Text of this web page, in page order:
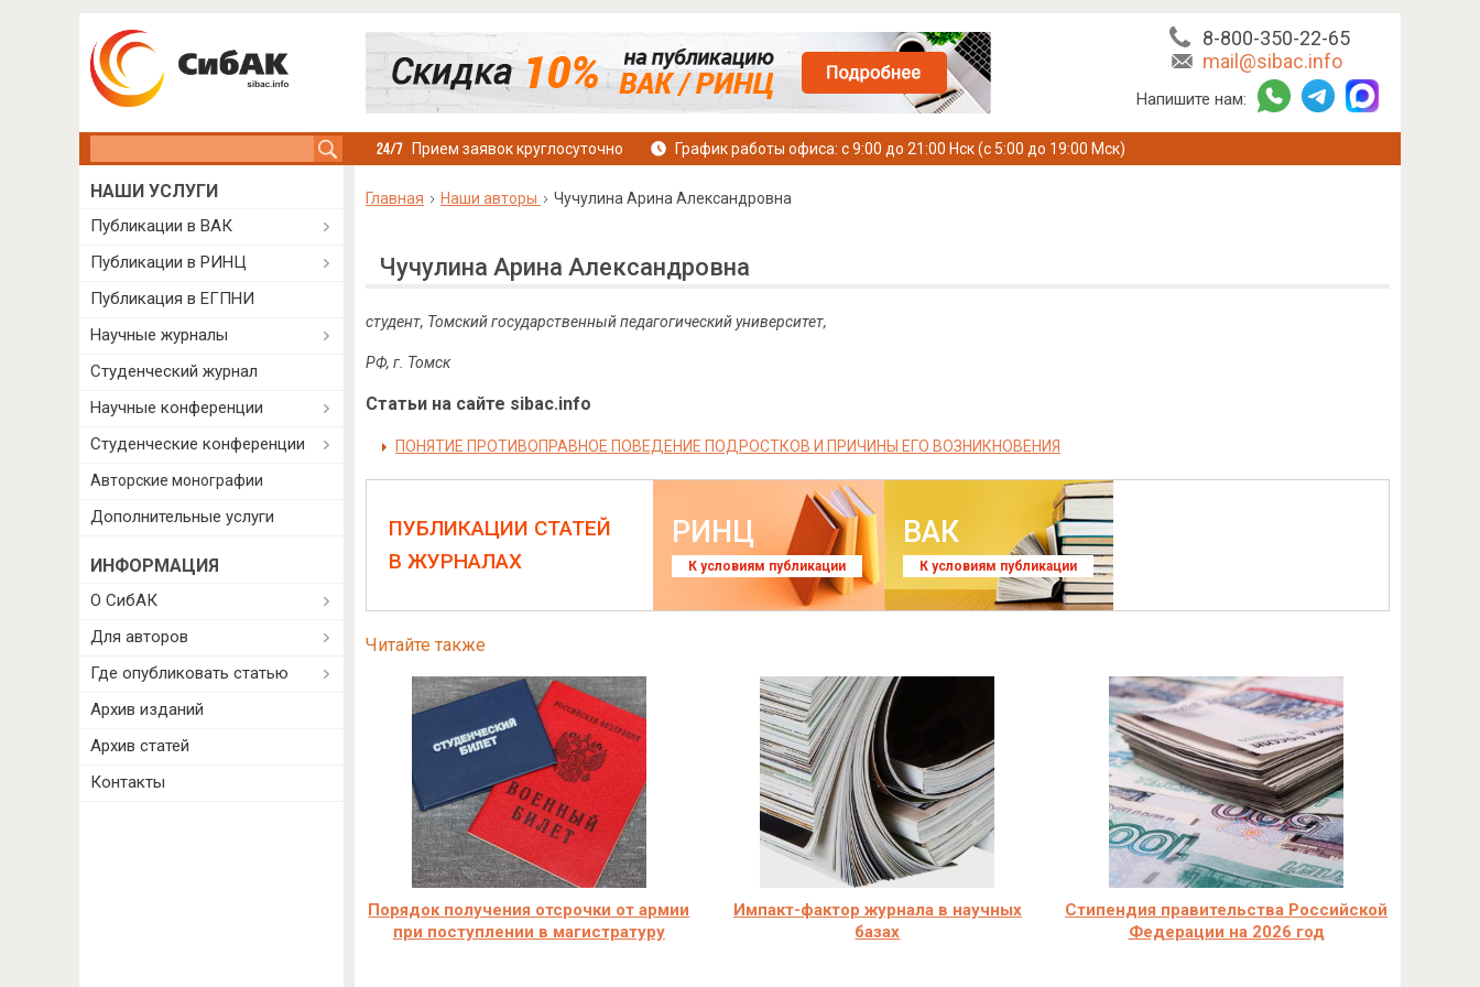
8-800-350-22-65
mail@sibac.info
Напишите нам:
Прием заявок круглосуточно График работы офиса: с 9:00 до 21:00 Нск (с 5:00 до 19:00 Мск)
Главная Наши авторы Чучулина Арина Александровна
Чучулина Арина Александровна
студент, Томский государственный педагогический университет,
РФ, г. Томск
Статьи на сайте sibac.info
ПОНЯТИЕ ПРОТИВОПРАВНОЕ ПОВЕДЕНИЕ ПОДРОСТКОВ И ПРИЧИНЫ ЕГО ВОЗНИКНОВЕНИЯ
ПУБЛИКАЦИИ СТАТЕЙ
В ЖУРНАЛАХ
РИНЦ
К условиям публикации
ВАК
К условиям публикации
Читайте также
Порядок получения отсрочки от армии
при поступлении в магистратуру
Импакт-фактор журнала в научных
базах
Стипендия правительства Российской
Федерации на 2026 год
НАШИ УСЛУГИ
Публикации в ВАК
Публикации в РИНЦ
Публикация в ЕГПНИ
Научные журналы
Студенческий журнал
Научные конференции
Студенческие конференции
Авторские монографии
Дополнительные услуги
ИНФОРМАЦИЯ
О СибАК
Для авторов
Где опубликовать статью
Архив изданий
Архив статей
Контакты